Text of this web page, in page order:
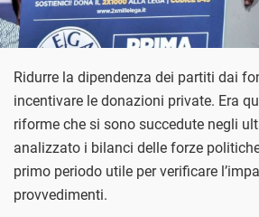
Ridurre la dipendenza dei partiti dai
incentivare le donazioni private. Era
riforme che si sono succedute negli
analizzato i bilanci delle forze
primo periodo utile per verificare
provvedimenti.